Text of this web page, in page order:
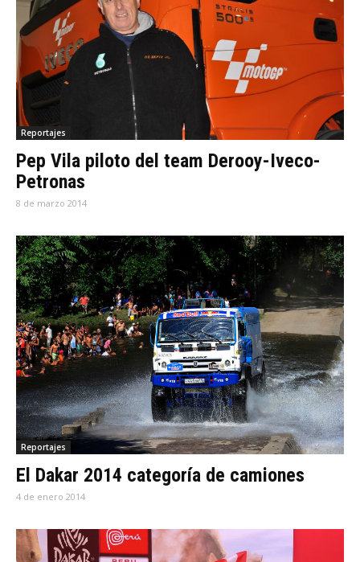
Reportajes
Pep Vila piloto del team Derooy-Iveco-
Petronas
8 de marzo 2014
Reportajes
El Dakar 2014 categoría de camiones
4 de enero 2014